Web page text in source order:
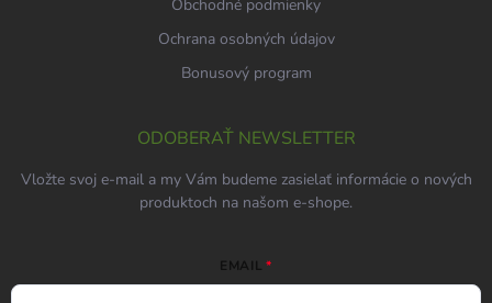
Obchodné podmienky
Ochrana osobných údajov
Bonusový program
ODOBERAŤ NEWSLETTER
Vložte svoj e-mail a my Vám budeme zasielať informácie o nových
produktoch na našom e-shope.
EMAIL